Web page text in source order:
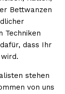
Bettwanzen
Techniken
dass Ihr
stehen
von uns